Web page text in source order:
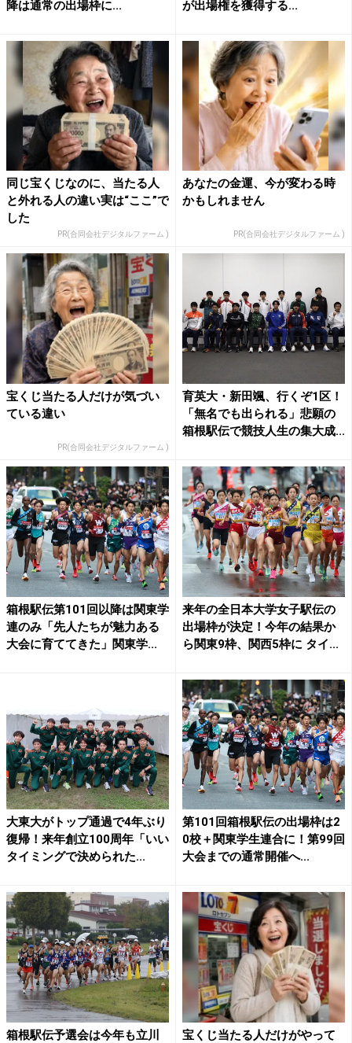
降は通常の出場枠に... が出場権を獲得する...
同じ宝くじなのに、当たる人
と外れる人の違い実は“ここ”で
した
PR(合同会社デジタルファーム )
あなたの金運、今が変わる時
かもしれません
PR(合同会社デジタルファーム )
宝くじ当たる人だけが気づい
ている違い
PR(合同会社デジタルファーム )
育英大・新田颯、行くぞ1区！
「無名でも出られる」悲願の
箱根駅伝で競技人生の集大成...
箱根駅伝第101回以降は関東学
連のみ「先人たちが魅力ある
大会に育ててきた」関東学...
来年の全日本大学女子駅伝の
出場枠が決定！今年の結果か
ら関東9枠、関西5枠に タイ...
大東大がトップ通過で4年ぶり
復帰！来年創立100周年「いい
タイミングで決められた...
第101回箱根駅伝の出場枠は2
0校＋関東学生連合に！第99回
大会までの通常開催へ...
箱根駅伝予選会は今年も立川
宝くじ当たる人だけがやって